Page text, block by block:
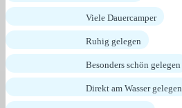
Viele Dauercamper
Ruhig gelegen
Besonders schön gelegen
Direkt am Wasser gelegen